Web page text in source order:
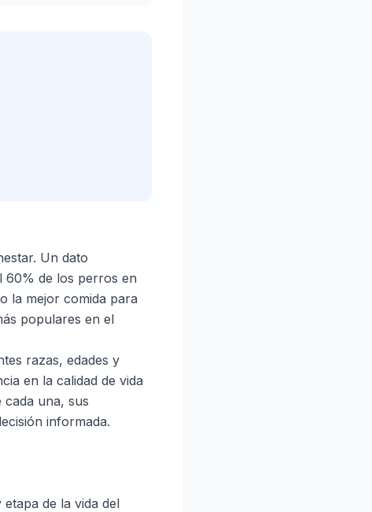
Un dato
60% de los perros en
la mejor comida para
populares en el
razas, edades y
en la calidad de vida
una, sus
informada.
de la vida del